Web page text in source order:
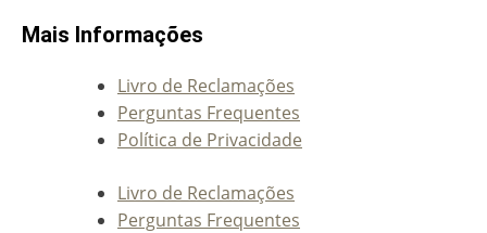
Mais Informações
Livro de Reclamações
Perguntas Frequentes
Política de Privacidade
Livro de Reclamações
Perguntas Frequentes